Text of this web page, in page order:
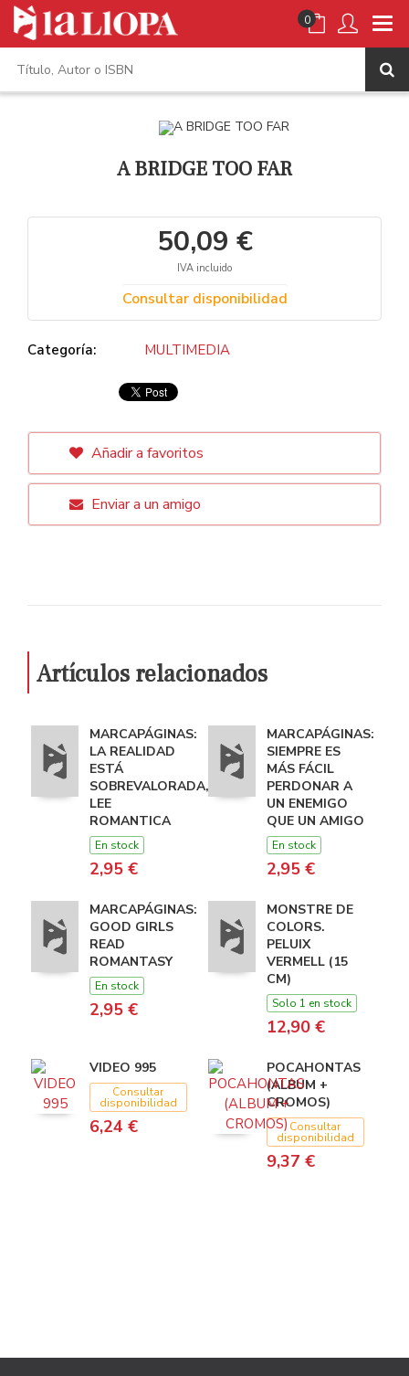
0
A BRIDGE TOO FAR
50,09 €
IVA incluido
Consultar disponibilidad
Categoría: MULTIMEDIA
Añadir a favoritos
Enviar a un amigo
Artículos relacionados
MARCAPÁGINAS:
LA REALIDAD
ESTÁ
SOBREVALORADA,
LEE
ROMANTICA
En stock
2,95 €
MARCAPÁGINAS:
SIEMPRE ES
MÁS FÁCIL
PERDONAR A
UN ENEMIGO
QUE UN AMIGO
En stock
2,95 €
MARCAPÁGINAS:
GOOD GIRLS
READ
ROMANTASY
En stock
2,95 €
MONSTRE DE
COLORS.
PELUIX
VERMELL (15
CM)
Solo 1 en stock
12,90 €
VIDEO 995
Consultar
disponibilidad
6,24 €
POCAHONTAS
(ALBUM +
CROMOS)
Consultar
disponibilidad
9,37 €